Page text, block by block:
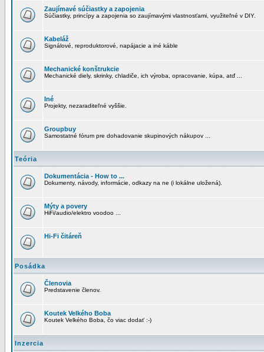
Zaujímavé súčiastky a zapojenia
Súčiastky, princípy a zapojenia so zaujímavými vlastnosťami, využiteľné v DIY.
Kabeláž
Signálové, reproduktorové, napájacie a iné káble
Mechanické konštrukcie
Mechanické diely, skrinky, chladiče, ich výroba, opracovanie, kúpa, atď ...
Iné
Projekty, nezaraditeľné vyššie.
Groupbuy
Samostatné fórum pre dohadovanie skupinových nákupov ...
Teória
Dokumentácia - How to ...
Dokumenty, návody, informácie, odkazy na ne (i lokálne uložená).
Mýty a povery
HiFi/audio/elektro voodoo ...
Hi-Fi čitáreň
Posádka
Členovia
Predstavenie členov.
Koutek Velkého Boba
Koutek Velkého Boba, čo viac dodať :-)
Inzercia